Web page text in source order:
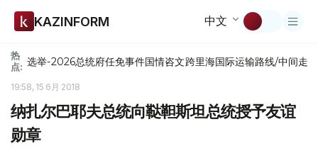
KAZINFORM 中文
热
点: 选举-2026总统府任免事件国情咨文跨里海国际运输路线/中间走廊
19:58, 15 6月 2018
纳扎尔巴耶夫总统向鞑靼斯坦总统授予友谊
勋章